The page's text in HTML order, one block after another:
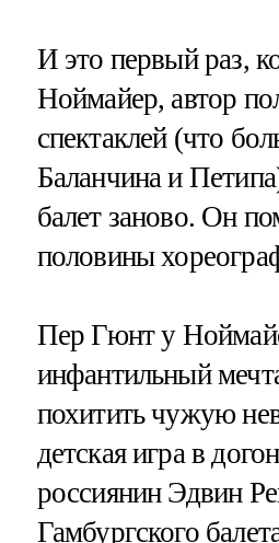
И это первый раз,
Ноймайер, автор
спектаклей (что
Баланчина и
балет заново. Он
половины
Пер Гюнт у
инфантильный
похитить чужую
детская игра в
россиянин Эдвин
Гамбургского